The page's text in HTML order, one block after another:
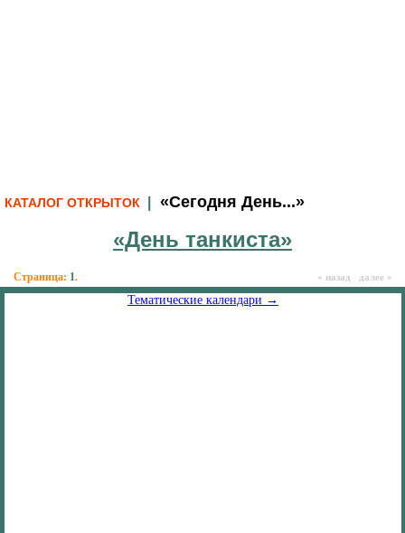
КАТАЛОГ ОТКРЫТОК «Сегодня День...»
«День танкиста»
Страница: 1. « назад далее »
Тематические календари →